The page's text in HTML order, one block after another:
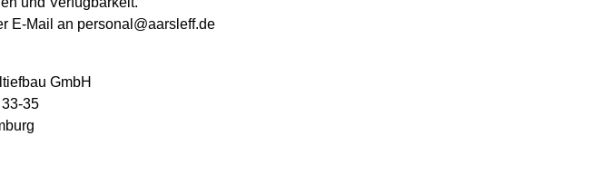
E-Mail an personal@aarsleff.de
GmbH
35